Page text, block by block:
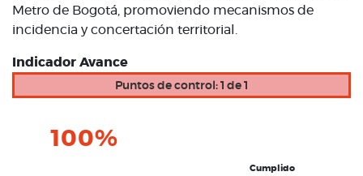
Metro de Bogotá, promoviendo mecanismos de
incidencia y concertación territorial.
Indicador Avance
Puntos de control: 1 de 1
100%
Cumplido